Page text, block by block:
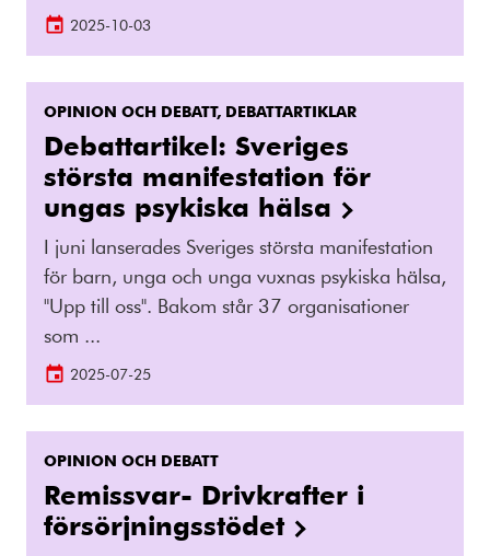
2025-10-03
OPINION OCH DEBATT, DEBATTARTIKLAR
Debattartikel: Sveriges
största manifestation för
ungas psykiska hälsa
I juni lanserades Sveriges största manifestation
för barn, unga och unga vuxnas psykiska hälsa,
"Upp till oss". Bakom står 37 organisationer
som ...
2025-07-25
OPINION OCH DEBATT
Remissvar- Drivkrafter i
försörjningsstödet